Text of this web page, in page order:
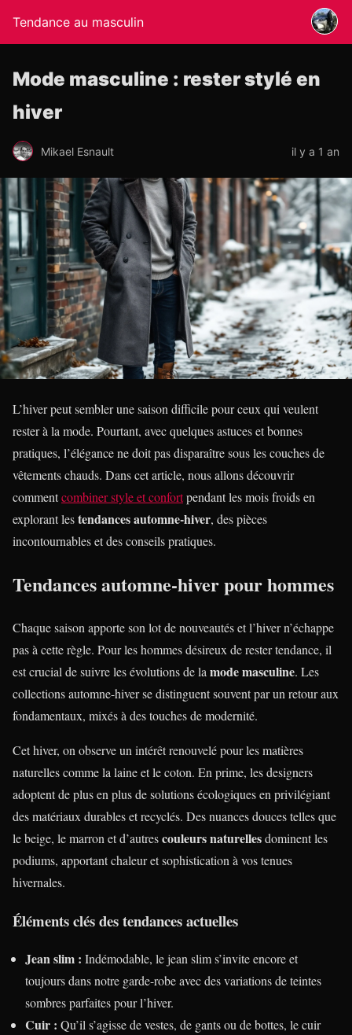
Tendance au masculin
Mode masculine : rester stylé en
hiver
Mikael Esnault il y a 1 an
L’hiver peut sembler une saison difficile pour ceux qui veulent
rester à la mode. Pourtant, avec quelques astuces et bonnes
pratiques, l’élégance ne doit pas disparaître sous les couches de
vêtements chauds. Dans cet article, nous allons découvrir
commentcombiner style et confortpendant les mois froids en
explorant lestendances automne-hiver, des pièces
incontournables et des conseils pratiques.
Tendances automne-hiver pour hommes
Chaque saison apporte son lot de nouveautés et l’hiver n’échappe
pas à cette règle. Pour les hommes désireux de rester tendance, il
est crucial de suivre les évolutions de la mode masculine. Les
collections automne-hiver se distinguent souvent par un retour aux
fondamentaux, mixés à des touches de modernité.
Cet hiver, on observe un intérêt renouvelé pour les matières
naturelles comme la laine et le coton. En prime, les designers
adoptent de plus en plus de solutions écologiques en privilégiant
des matériaux durables et recyclés. Des nuances douces telles que
le beige, le marron et d’autrescouleurs naturellesdominent les
podiums, apportant chaleur et sophistication à vos tenues
hivernales.
Éléments clés des tendances actuelles
Jean slim : Indémodable, le jean slim s’invite encore et
toujours dans notre garde-robe avec des variations de teintes
sombres parfaites pour l’hiver.
Cuir : Qu’il s’agisse de vestes, de gants ou de bottes, le cuir